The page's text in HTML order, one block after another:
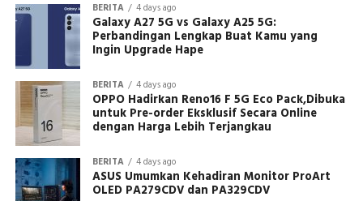
BERITA 4 days ago
Galaxy A27 5G vs Galaxy A25 5G:
Perbandingan Lengkap Buat Kamu yang
Ingin Upgrade Hape
BERITA 4 days ago
OPPO Hadirkan Reno16 F 5G Eco Pack,Dibuka
untuk Pre-order Eksklusif Secara Online
dengan Harga Lebih Terjangkau
BERITA 4 days ago
ASUS Umumkan Kehadiran Monitor ProArt
OLED PA279CDV dan PA329CDV